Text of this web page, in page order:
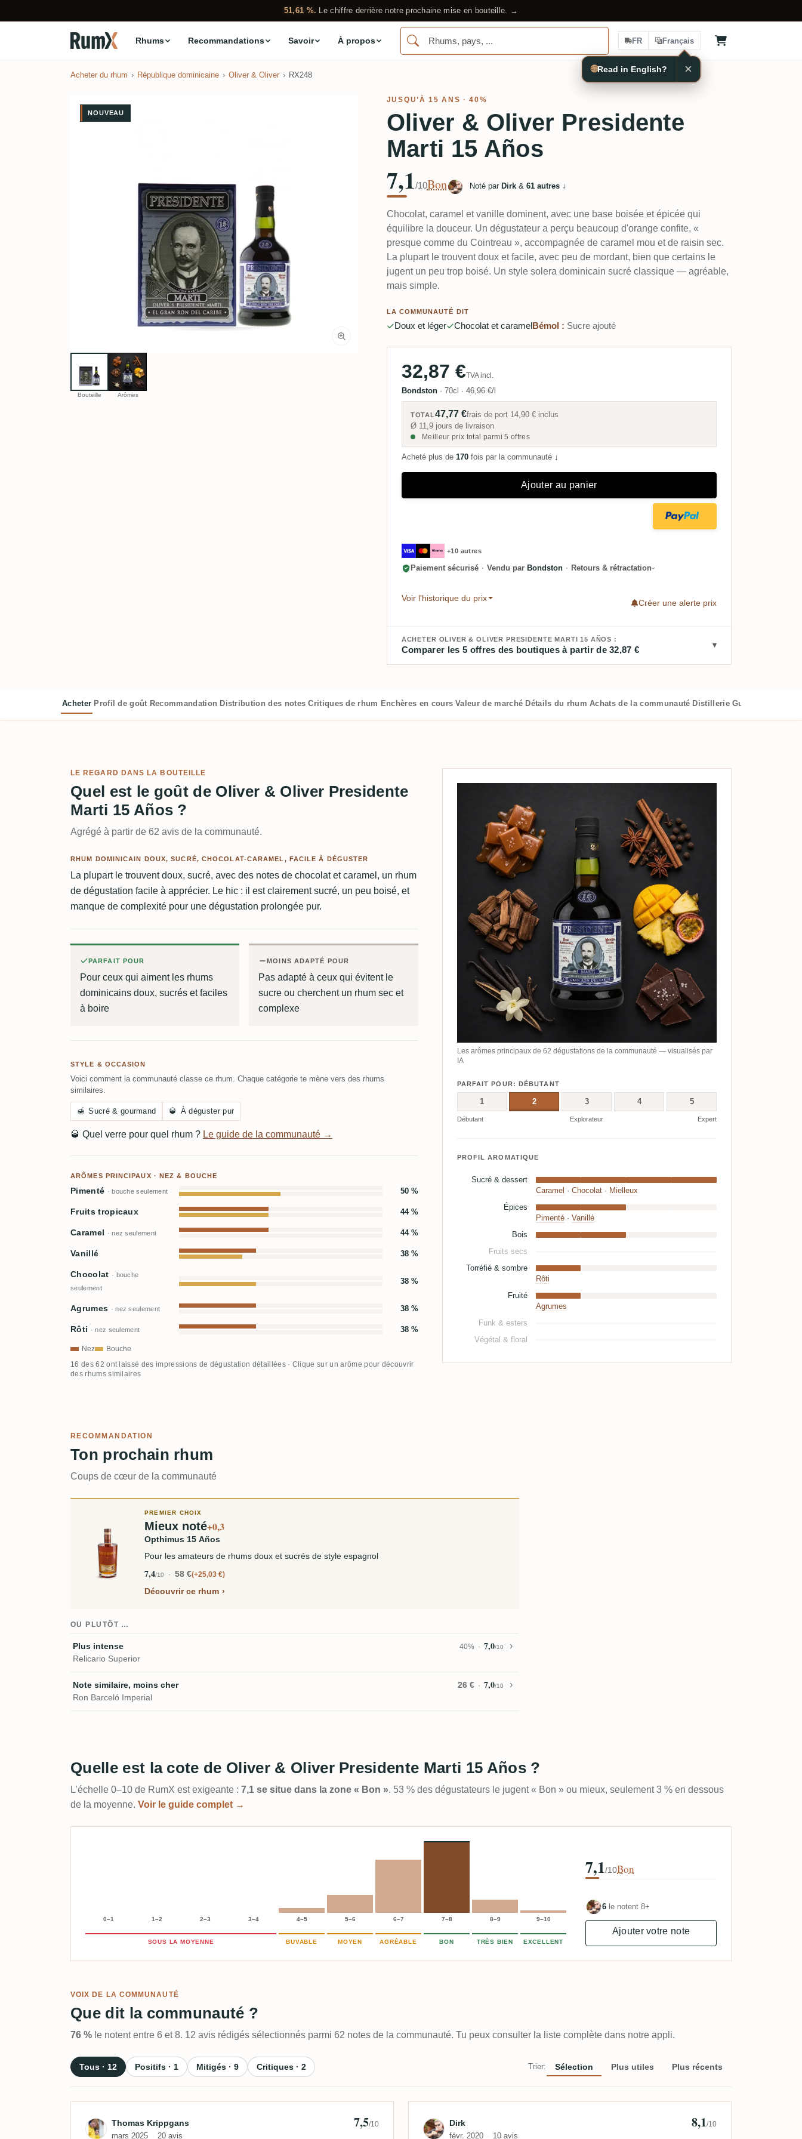
51,61 %. Le chiffre derrière notre prochaine mise en bouteille. →
Rhums Recommandations Savoir À propos FR Français
Acheter du rhum République dominicaine Oliver & Oliver RX248
NOUVEAU
Bouteille Arômes
JUSQU’À 15 ANS · 40%
Oliver & Oliver Presidente
Marti 15 Años
7,1/10Bon Noté par Dirk& 61 autres↓
Chocolat, caramel et vanille dominent, avec une base boisée et épicée qui
équilibre la douceur. Un dégustateur a perçu beaucoup d'orange confite, «
presque comme du Cointreau », accompagnée de caramel mou et de raisin sec.
La plupart le trouvent doux et facile, avec peu de mordant, bien que certains le
jugent un peu trop boisé. Un style solera dominicain sucré classique — agréable,
mais simple.
LA COMMUNAUTÉ DIT
Doux et léger Chocolat et caramel Bémol : Sucre ajouté
32,87 €TVA incl.
Bondston · 70cl · 46,96 €/l
TOTAL47,77 €frais de port 14,90 € inclus
Ø 11,9 jours de livraison
Meilleur prix total parmi 5 offres
Acheté plus de 170fois par la communauté ↓
Ajouter au panier
+10 autres
Paiement sécurisé · Vendu par Bondston · Retours & rétractation
Voir l'historique du prix
Créer une alerte prix
ACHETER OLIVER & OLIVER PRESIDENTE MARTI 15 AÑOS :
Comparer les 5 offres des boutiques à partir de 32,87 €
Acheter Profil de goût Recommandation Distribution des notes Critiques de rhum Enchères en cours Valeur de marché Détails du rhum Achats de la communauté Distillerie Guide RumX
LE REGARD DANS LA BOUTEILLE
Quel est le goût de Oliver & Oliver Presidente
Marti 15 Años ?
Agrégé à partir de 62 avis de la communauté.
RHUM DOMINICAIN DOUX, SUCRÉ, CHOCOLAT-CARAMEL, FACILE À DÉGUSTER
La plupart le trouvent doux, sucré, avec des notes de chocolat et caramel, un rhum
de dégustation facile à apprécier. Le hic : il est clairement sucré, un peu boisé, et
manque de complexité pour une dégustation prolongée pur.
PARFAIT POUR
Pour ceux qui aiment les rhums
dominicains doux, sucrés et faciles
à boire
MOINS ADAPTÉ POUR
Pas adapté à ceux qui évitent le
sucre ou cherchent un rhum sec et
complexe
STYLE & OCCASION
Voici comment la communauté classe ce rhum. Chaque catégorie te mène vers des rhums
similaires.
🍯 Sucré & gourmand 🥃 À déguster pur
🥃 Quel verre pour quel rhum ? Le guide de la communauté →
ARÔMES PRINCIPAUX · NEZ & BOUCHE
Pimenté · bouche seulement 50 %
Fruits tropicaux 44 %
Caramel · nez seulement 44 %
Vanillé 38 %
Chocolat · bouche
seulement
38 %
Agrumes · nez seulement 38 %
Rôti · nez seulement 38 %
Nez Bouche
16 des 62 ont laissé des impressions de dégustation détaillées · Clique sur un arôme pour découvrir
des rhums similaires
Les arômes principaux de 62 dégustations de la communauté — visualisés par
IA
PARFAIT POUR: DÉBUTANT
1 2 3 4 5
Débutant Explorateur Expert
PROFIL AROMATIQUE
Sucré & dessert
Caramel · Chocolat· Mielleux
Épices
Pimenté· Vanillé
Bois
Fruits secs
Torréfié & sombre
Rôti
Fruité
Agrumes
Funk & esters
Végétal & floral
RECOMMANDATION
Ton prochain rhum
Coups de cœur de la communauté
PREMIER CHOIX
Mieux noté+0,3
Opthimus 15 Años
Pour les amateurs de rhums doux et sucrés de style espagnol
7,4/10 58 € +25,03 €
Découvrir ce rhum
OU PLUTÔT …
Plus intense 40% 7,0/10
Relicario Superior
Note similaire, moins cher 26 € 7,0/10
Ron Barceló Imperial
Quelle est la cote de Oliver & Oliver Presidente Marti 15 Años ?
L’échelle 0–10 de RumX est exigeante : 7,1 se situe dans la zone « Bon ». 53 % des dégustateurs le jugent « Bon » ou mieux, seulement 3 % en dessous
de la moyenne. Voir le guide complet →
0–1 1–2 2–3 3–4 4–5 5–6 6–7 7–8 8–9 9–10
SOUS LA MOYENNE BUVABLE MOYEN AGRÉABLE BON TRÈS BIEN EXCELLENT
7,1/10Bon
6 le notent 8+
Ajouter votre note
VOIX DE LA COMMUNAUTÉ
Que dit la communauté ?
76 % le notent entre 6 et 8. 12 avis rédigés sélectionnés parmi 62 notes de la communauté. Tu peux consulter la liste complète dans notre appli.
Tous · 12 Positifs · 1 Mitigés · 9 Critiques · 2 Trier: Sélection Plus utiles Plus récents
Avis de Thomas Krippgans
Thomas Krippgans
mars 2025 20 avis
7,5/10 Avis de Dirk
Dirk
févr. 2020 10 avis
8,1/10
🌐Read in English? ×